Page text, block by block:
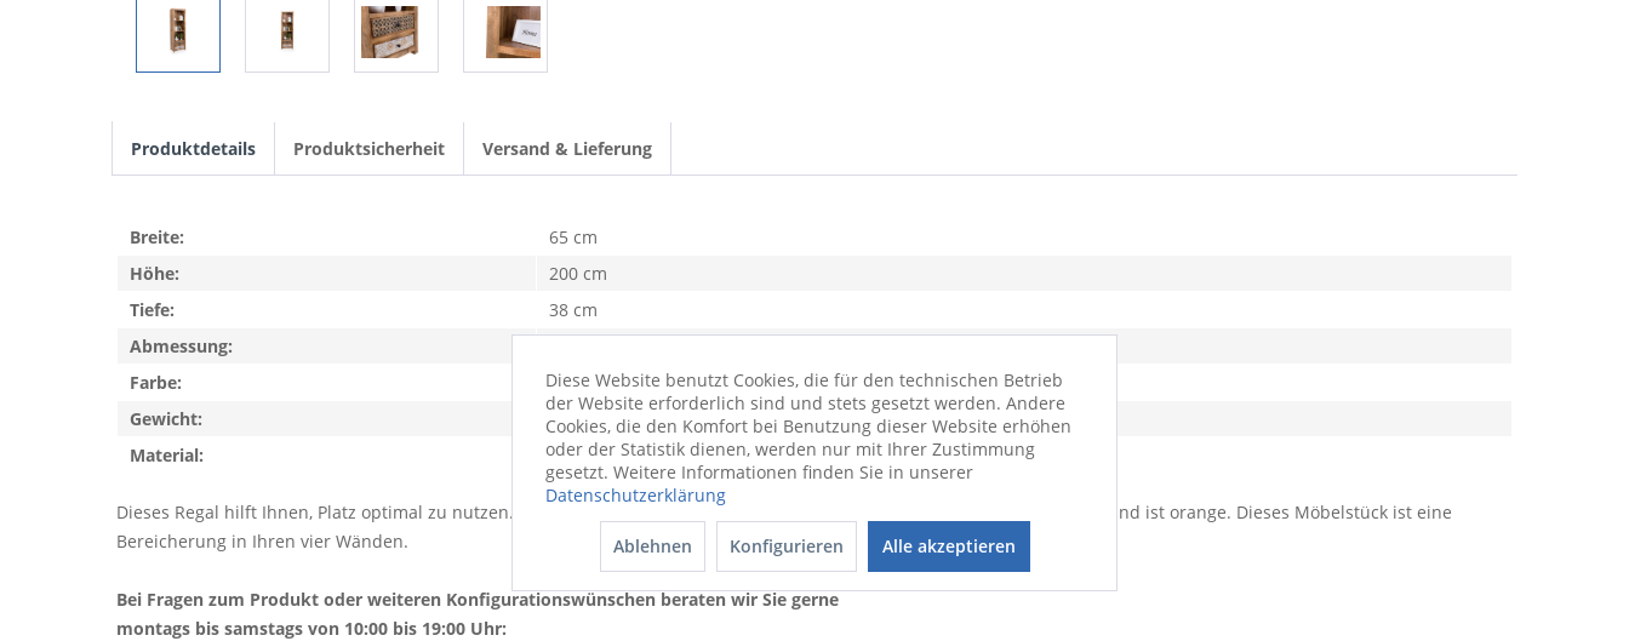
Produktdetails Produktsicherheit Versand & Lieferung
Dieses Regal hilft Ihnen, Platz optimal zu nutzen. Das Regal macht in seinem ländlichen Design eine hervorragende Figur und ist orange. Dieses Möbelstück ist eine
Bereicherung in Ihren vier Wänden.
Bei Fragen zum Produkt oder weiteren Konfigurationswünschen beraten wir Sie gerne
montags bis samstags von 10:00 bis 19:00 Uhr:
Breite:
65 cm
Höhe:
200 cm
Tiefe:
38 cm
Abmessung:
Farbe:
mango
Gewicht:
45 kg
Material:
Holz
Diese Website benutzt Cookies, die für den technischen Betrieb
der Website erforderlich sind und stets gesetzt werden. Andere
Cookies, die den Komfort bei Benutzung dieser Website erhöhen
oder der Statistik dienen, werden nur mit Ihrer Zustimmung
gesetzt. Weitere Informationen finden Sie in unserer
Datenschutzerklärung
Ablehnen Konfigurieren Alle akzeptieren